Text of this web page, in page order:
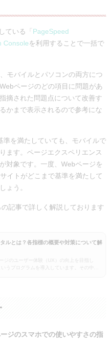
ている「 PageSpeed
Consoleを利用することで一括で
モバイルとパソコンの両方につ
ページのどの項目に問題があ
摘された問題点について改善す
かまで表示されるので参考にな
を満たしていても、モバイルで
ます。ページエクスペリエンス
対象です。一度、Webページを
イトがどこまで基準を満たして
ょう。
記事で詳しく解説しております
ルとは？各指標の概要や対策について解
ジのユーザー体験（UX）の向上を目指し
うプログラムを導入しています。その中で
ジのスマホでの使いやすさの指